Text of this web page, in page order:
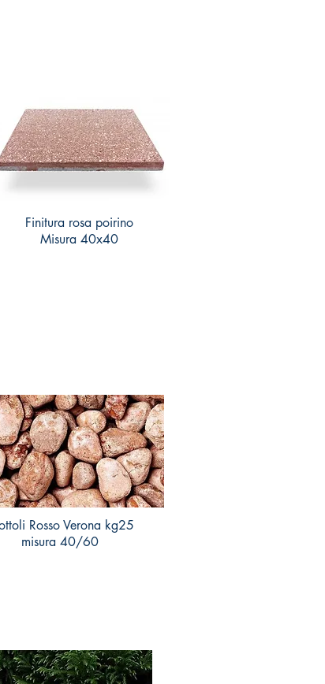
Finitura rosa poirino
Misura 40x40
Rosso Verona kg25
misura 40/60